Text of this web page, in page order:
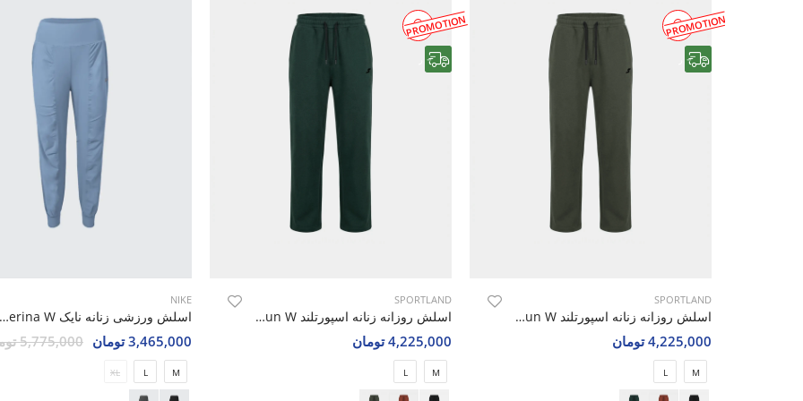
PROMOTION
SPORTLAND
اسلش روزانه زنانه اسپورتلند SHIFT Run W
4,225,000 تومان
M
L
PROMOTION
SPORTLAND
اسلش روزانه زنانه اسپورتلند SHIFT Run W
4,225,000 تومان
M
L
NIKE
اسلش ورزشی زنانه نایک Nike Terina W
3,465,000 تومان 5,775,000 تومان
M
L
XL